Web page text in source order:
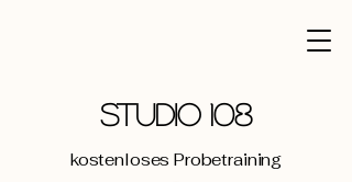
STUDIO 108
kostenloses Probetraining